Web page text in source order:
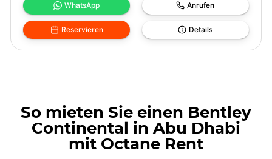
WhatsApp Anrufen
Reservieren Details
So mieten Sie einen Bentley
Continental in Abu Dhabi
mit Octane Rent